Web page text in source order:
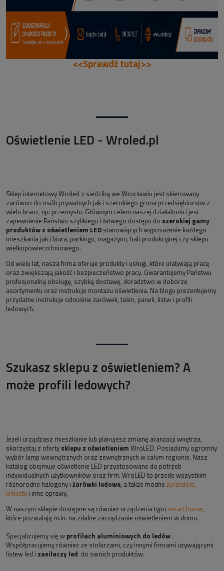
<<Sprawdź tutaj>>
Oświetlenie LED - Wroled.pl
Sklep internetowy Wroled z siedzibą we Wrocławiu jest skierowany
zarówno do osób prywatnych jak i szerokiego grona przedsiębiorstw z
wielu branż, np: przemysłu. Głównym celem naszej działalności jest
zapewnienie Państwu szybkiego i łatwego dostępu do szerokiej gamy
produktów z oświetleniem LED stanowiących wyposażenie każdego
mieszkania jak i biura, parkingu, magazynu, hali produkcyjnej czy sklepu
wielkopowierzchniowego.
Od wielu lat, nasza firma oferuje produkty i usługi, które ułatwiają pracę
oraz zwiększają jakość i bezpieczeństwo pracy. Gwarantujemy Państwu
profesjonalną obsługę, szybką dostawę, doradztwo w doborze
asortymentu oraz instrukcje montażu oświetlenia. Na blogu prezentujemy
przydatne instrukcje odnośnie żarówek, taśm, paneli, listw i profili
ledowych.
Szukasz sklepu z oświetleniem? A
może profili ledowych?
Jeżeli urządzasz mieszkanie lub planujesz zmianę aranżacji wnętrza,
skorzystaj z oferty sklepu z oświetleniem WroLED. Posiadamy ogromny
wybór lamp wewnętrznych oraz zewnętrznych w całym regionie. Nasz
katalog obejmuje oświetlenie LED przystosowane do potrzeb
indywidualnych użytkowników oraz firm. WroLED to przede wszystkim
różnorodne halogeny i żarówki ledowe, a także modne żyrandole,
kinkiety i inne oprawy.
W naszym sklepie dostępne są również urządzenia typu smart home,
które pozwalają m.in. na zdalne zarządzanie oświetleniem w domu.
Specjalizujemy się w profilach aluminiowych do ledów .
Współpracujemy również ze stolarzami, czy innymi firmami używającymi
listew led i zasilaczy led do swoich produktów.